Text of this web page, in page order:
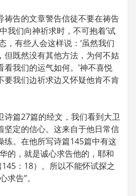
告的文章警告信徒不要在祷告
我们向神祈求时，不可抱着’试
，有些人会这样说：‘虽然我们
但既然没有其他方法，为何不姑
我们的运气如何。’神不喜悦
要我们边祈求边又怀疑他肯不肯
篇27篇的经文，我们看到大卫
坚定的信心。这来自于他日常信
练。在他所写诗篇145篇中有这
的，就是诚心求告他的，耶和
：18）。所以不能怀试探之
求告”。